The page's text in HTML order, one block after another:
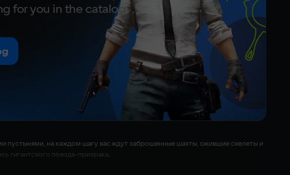
for you in the catalog
пустынями, на каждом шагу вас ждут заброшенные шахты, ожившие скелеты и
гигантского поезда-призрака.